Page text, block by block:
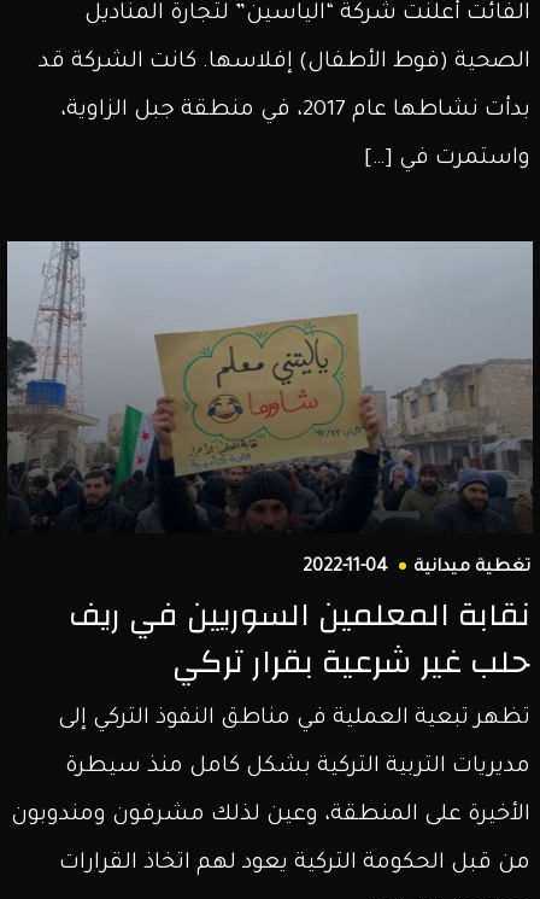
الفائت أعلنت شركة “الياسين” لتجارة المناديل
الصحية (فوط الأطفال) إفلاسها. كانت الشركة قد
بدأت نشاطها عام 2017، في منطقة جبل الزاوية،
واستمرت في […]
تغطية ميدانية 2022-11-04
نقابة المعلمين السوريين في ريف
حلب غير شرعية بقرار تركي
تظهر تبعية العملية في مناطق النفوذ التركي إلى
مديريات التربية التركية بشكل كامل منذ سيطرة
الأخيرة على المنطقة، وعين لذلك مشرفون ومندوبون
من قبل الحكومة التركية يعود لهم اتخاذ القرارات